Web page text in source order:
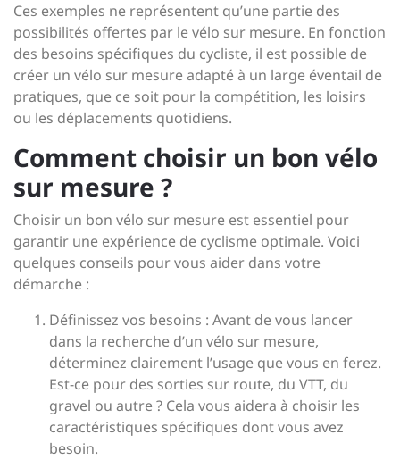
Ces exemples ne représentent qu’une partie des
possibilités offertes par le vélo sur mesure. En fonction
des besoins spécifiques du cycliste, il est possible de
créer un vélo sur mesure adapté à un large éventail de
pratiques, que ce soit pour la compétition, les loisirs
ou les déplacements quotidiens.
Comment choisir un bon vélo
sur mesure ?
Choisir un bon vélo sur mesure est essentiel pour
garantir une expérience de cyclisme optimale. Voici
quelques conseils pour vous aider dans votre
démarche :
Définissez vos besoins : Avant de vous lancer
dans la recherche d’un vélo sur mesure,
déterminez clairement l’usage que vous en ferez.
Est-ce pour des sorties sur route, du VTT, du
gravel ou autre ? Cela vous aidera à choisir les
caractéristiques spécifiques dont vous avez
besoin.